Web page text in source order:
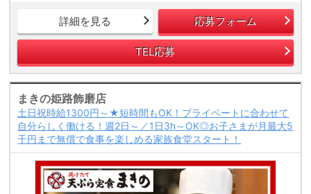
詳細を見る 応募フォーム
TEL応募
まきの姫路飾磨店
土日祝時給1300円～★短時間もOK！プライベートに合わせて
自分らしく働ける！週2日～／1日3h～OK◎お子さまが月最大5
千円まで無償で食事を楽しめる家族食堂スタート！